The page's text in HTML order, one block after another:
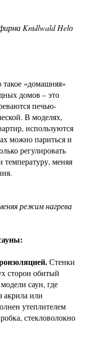
Knьllwald Helо
такое «домашняя»
домов – это
печью-
В моделях,
используются
можно париться и
регулировать
температуру, меняя
режим нагрева
Стенки
сторон обитый
саун, где
акрила или
утеплителем
стекловолокно